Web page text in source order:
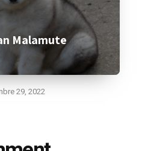
Malamute
29, 2022